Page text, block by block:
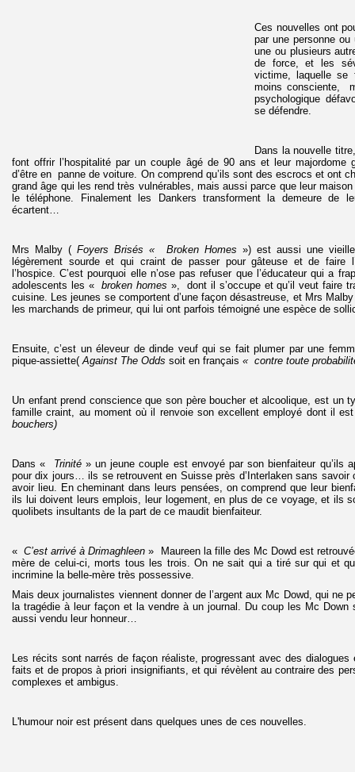
Ces nouvelles ont
par une personne
une ou plusieurs
de force, et les
victime, laquelle se
moins consciente,
psychologique
se défendre.
Dans la nouvelle
font offrir l’hospitalité par un couple âgé de 90 ans et leur majordome
d’être en panne de voiture. On comprend qu’ils sont des escrocs et ont
grand âge qui les rend très vulnérables, mais aussi parce que leur maison
le téléphone. Finalement les Dankers transforment la demeure de
écartent…
Mrs Malby (Foyers Brisés « Broken Homes ») est aussi une
légèrement sourde et qui craint de passer pour gâteuse et de faire
l’hospice. C’est pourquoi elle n’ose pas refuser que l’éducateur qui a
adolescents les «broken homes », dont il s’occupe et qu’il veut faire
cuisine. Les jeunes se comportent d’une façon désastreuse, et Mrs
les marchands de primeur, qui lui ont parfois témoigné une espèce de
Ensuite, c’est un éleveur de dinde veuf qui se fait plumer par une
pique-assiette( Against The Odds soit en français « contre toute
Un enfant prend conscience que son père boucher et alcoolique, est un
famille craint, au moment où il renvoie son excellent employé dont il
bouchers)
Dans « Trinité » un jeune couple est envoyé par son bienfaiteur qu’ils
pour dix jours… ils se retrouvent en Suisse près d’Interlaken sans savoir
avoir lieu. En cheminant dans leurs pensées, on comprend que leur
ils lui doivent leurs emplois, leur logement, en plus de ce voyage, et ils
quolibets insultants de la part de ce maudit bienfaiteur.
«C’est arrivé à Drimaghleen » Maureen la fille des Mc Dowd est
mère de celui-ci, morts tous les trois. On ne sait qui a tiré sur qui et
incrimine la belle-mère très possessive.
Mais deux journalistes viennent donner de l’argent aux Mc Dowd, qui ne
la tragédie à leur façon et la vendre à un journal. Du coup les Mc Down
aussi vendu leur honneur…
Les récits sont narrés de façon réaliste, progressant avec des
faits et de propos à priori insignifiants, et qui révèlent au contraire des
complexes et ambigus.
L'humour noir est présent dans quelques unes de ces nouvelles.